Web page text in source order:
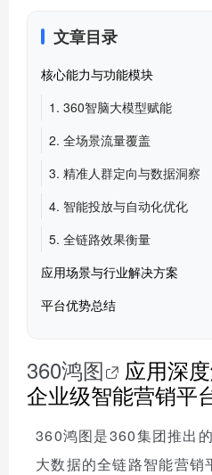
文章目录
核心能力与功能模块
1. 360智脑大模型赋能
2. 全场景流量覆盖
3. 精准人群定向与数据洞察
4. 智能投放与自动化优化
5. 全链路效果衡量
应用场景与行业解决方案
平台优势总结
360鸿图
应用深
企业级智能营销平
360鸿图是360集团推出
大数据的全链路智能营销